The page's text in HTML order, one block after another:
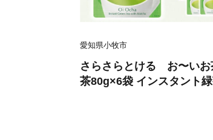
愛知県小牧市
さらさらとける お〜いお
茶80g×6袋 インスタント